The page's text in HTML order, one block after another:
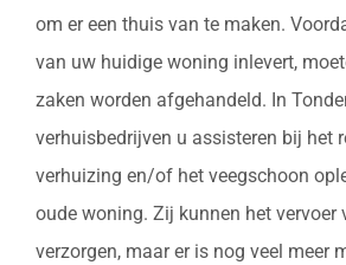
om er een thuis van te maken.
van uw huidige woning inlevert,
zaken worden afgehandeld. In
verhuisbedrijven u assisteren bij het
verhuizing en/of het veegschoon
oude woning. Zij kunnen het vervoer
verzorgen, maar er is nog veel meer